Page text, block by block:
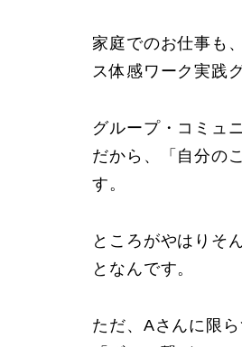
家庭でのお仕事も
ス体感ワーク実践
グループ・コミュ
だから、「自分の
す。
ところがやはりそ
となんです。
ただ、Aさんに限